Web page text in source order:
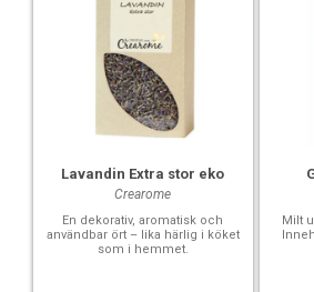
Lavandin Extra stor eko
Crearome
En dekorativ, aromatisk och
användbar ört – lika härlig i köket
som i hemmet.
Milt